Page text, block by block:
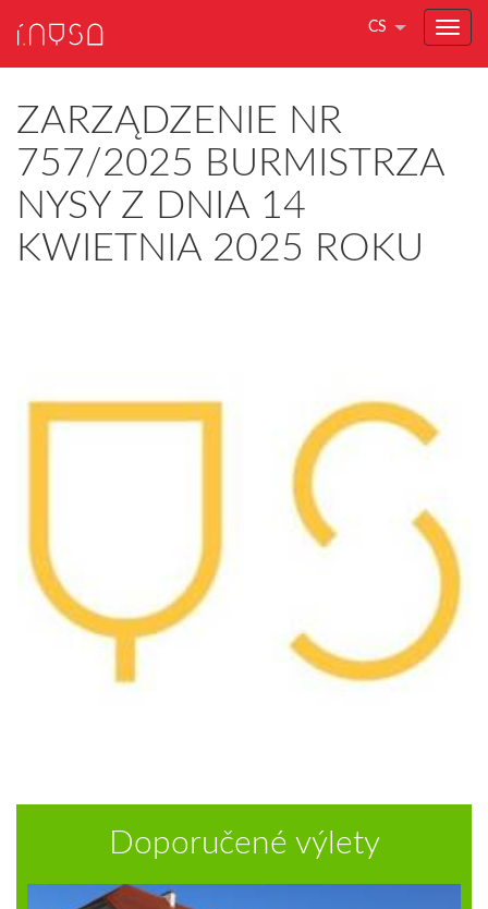
CS
ZARZĄDZENIE NR
757/2025 BURMISTRZA
NYSY Z DNIA 14
KWIETNIA 2025 ROKU
Doporučené výlety